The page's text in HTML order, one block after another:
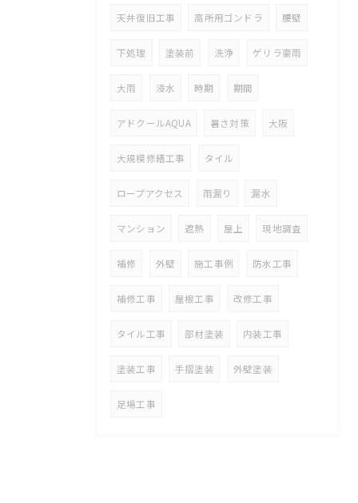
天井復旧工事 高所用ゴンドラ 腰壁
下処理 塗装前 洗浄 ゲリラ豪雨
大雨 浸水 時期 期間
アドクールAQUA 暑さ対策 大阪
大規模修繕工事 タイル
ロープアクセス 雨漏り 漏水
マンション 遮熱 屋上 現地調査
補修 外壁 施工事例 防水工事
補修工事 屋根工事 改修工事
タイル工事 部材塗装 内装工事
塗装工事 手摺塗装 外壁塗装
足場工事